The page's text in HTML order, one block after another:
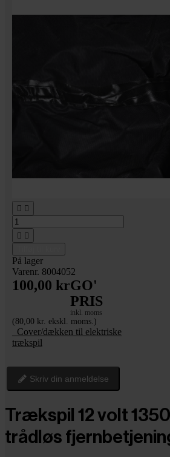
 
 
På lager
Varenr. 8004052
100,00 krGO'
PRIS
inkl. moms
(80,00 kr. ekskl. moms.)
_Cover/dækken til elektriske
trækspil
Skriv din anmeldelse
Trækspil 12 volt
trådløs